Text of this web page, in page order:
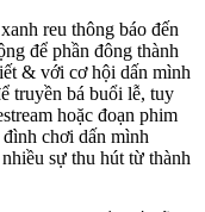
reu thông báo đến
để phần đông thành
& với cơ hội dấn mình
truyền bá buổi lễ, tuy
hoặc đoạn phim
chơi dấn mình
sự thu hút từ thành